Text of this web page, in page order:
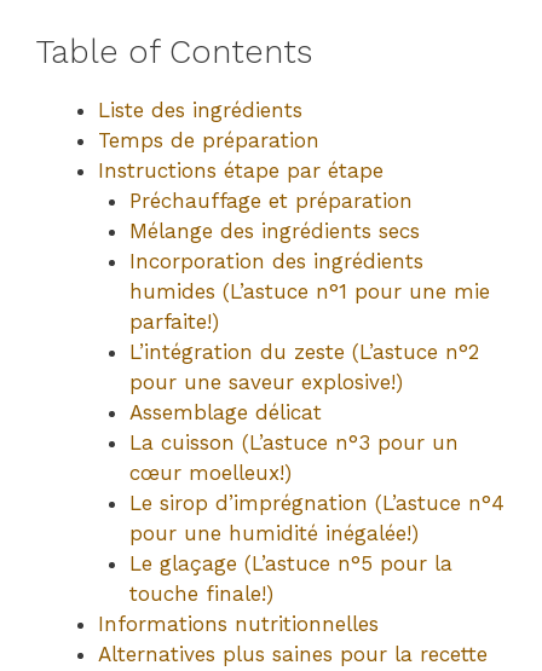
Table of Contents
Liste des ingrédients
Temps de préparation
Instructions étape par étape
Préchauffage et préparation
Mélange des ingrédients secs
Incorporation des ingrédients
humides (L’astuce n°1 pour une mie
parfaite!)
L’intégration du zeste (L’astuce n°2
pour une saveur explosive!)
Assemblage délicat
La cuisson (L’astuce n°3 pour un
cœur moelleux!)
Le sirop d’imprégnation (L’astuce n°4
pour une humidité inégalée!)
Le glaçage (L’astuce n°5 pour la
touche finale!)
Informations nutritionnelles
Alternatives plus saines pour la recette